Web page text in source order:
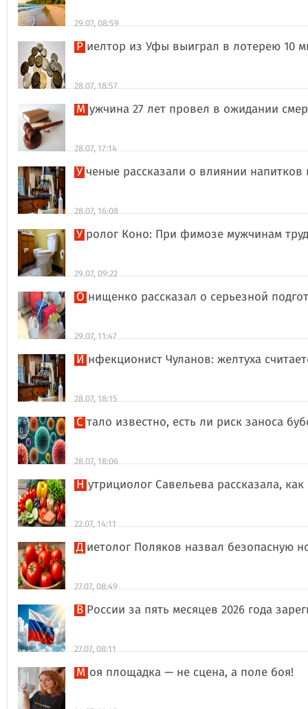
29.07, 08:59
Риелтор из Уфы выиграл в лотерею 10
28.07, 18:57
Мужчина 27 лет провел в ожидании
28.07, 17:14
Ученые рассказали о влиянии
28.07, 16:08
Уролог Коно: При фимозе мужчинам
29.07, 09:22
Онищенко рассказал о серьезной
29.07, 11:47
Инфекционист Чуланов: желтуха
28.07, 18:15
Стало известно, есть ли риск заноса
28.07, 18:06
Нутрициолог Савельева рассказала,
22.07, 14:11
Диетолог Поляков назвал безопасную
27.07, 08:49
В России за пять месяцев 2026 года
27.07, 08:11
Моя площадка — не сцена, а поле боя!